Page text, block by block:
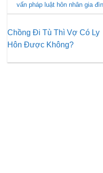
vấn pháp luật hôn nhân gia
Chồng Đi Tù Thì Vợ Có Ly
Hôn Được Không?